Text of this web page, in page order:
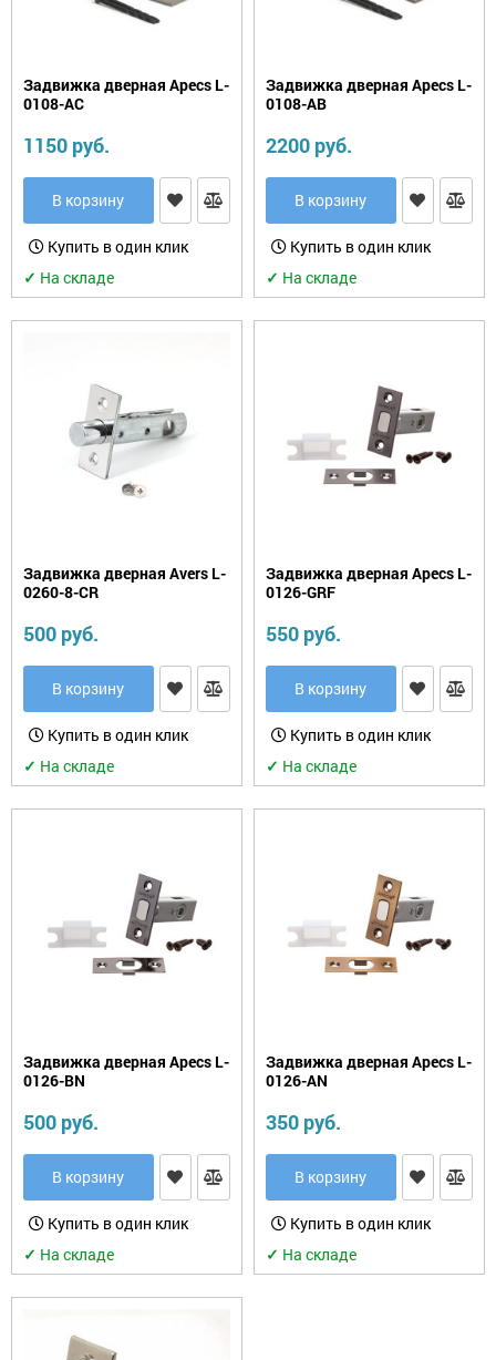
Задвижка дверная Apecs L-
0108-AC
1150 руб.
В корзину
Купить в один клик
✓ На складе
Задвижка дверная Apecs L-
0108-AB
2200 руб.
В корзину
Купить в один клик
✓ На складе
Задвижка дверная Avers L-
0260-8-CR
500 руб.
В корзину
Купить в один клик
✓ На складе
Задвижка дверная Apecs L-
0126-GRF
550 руб.
В корзину
Купить в один клик
✓ На складе
Задвижка дверная Apecs L-
0126-BN
500 руб.
В корзину
Купить в один клик
✓ На складе
Задвижка дверная Apecs L-
0126-AN
350 руб.
В корзину
Купить в один клик
✓ На складе